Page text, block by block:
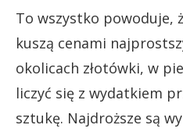
To wszystko powoduje,
kuszą cenami
okolicach złotówki, w
liczyć się z wydatkiem
sztukę. Najdroższe są